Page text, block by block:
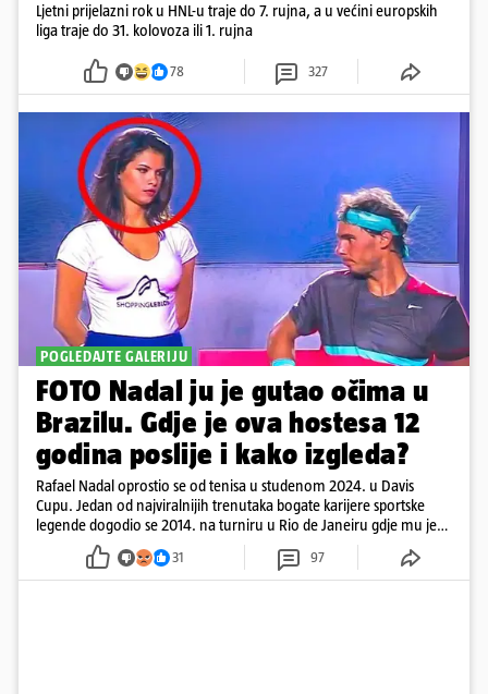
Ljetni prijelazni rok u HNL-u traje do 7. rujna, a u većini europskih
liga traje do 31. kolovoza ili 1. rujna
78 327
POGLEDAJTE GALERIJU
FOTO Nadal ju je gutao očima u
Brazilu. Gdje je ova hostesa 12
godina poslije i kako izgleda?
Rafael Nadal oprostio se od tenisa u studenom 2024. u Davis
Cupu. Jedan od najviralnijih trenutaka bogate karijere sportske
legende dogodio se 2014. na turniru u Rio de Janeiru gdje mu je
pažnju odvlačila ljepotica iza klupe
31 97